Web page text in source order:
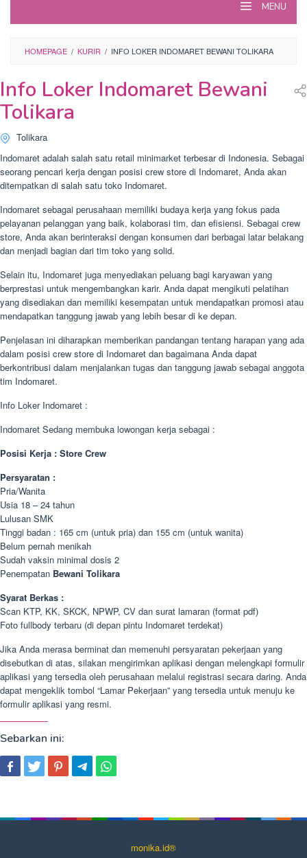
MENU
HOMEPAGE / KURIR / INFO LOKER INDOMARET BEWANI TOLIKARA
Info Loker Indomaret Bewani
Tolikara
Tolikara
Indomaret adalah salah satu retail minimarket terbesar di Indonesia. Sebagai
seorang pencari kerja dengan posisi crew store di Indomaret, Anda akan
ditempatkan di salah satu toko Indomaret.
Indomaret sebagai perusahaan memiliki budaya kerja yang fokus pada
pelayanan pelanggan yang baik, kolaborasi tim, dan efisiensi. Sebagai crew
store, Anda akan berinteraksi dengan konsumen dari berbagai latar belakang
dan menjadi bagian dari tim toko yang solid.
Selain itu, Indomaret juga menyediakan peluang bagi karyawan yang
berprestasi untuk mengembangkan karir. Anda dapat mengikuti pelatihan
yang disediakan dan memiliki kesempatan untuk mendapatkan promosi atau
mendapatkan tanggung jawab yang lebih besar di ke depan.
Penjelasan ini diharapkan memberikan pandangan tentang harapan yang ada
dalam posisi crew store di Indomaret dan bagaimana Anda dapat
berkontribusi dalam menjalankan tugas dan tanggung jawab sebagai anggota
tim Indomaret.
Info Loker Indomaret :
Indomaret Sedang membuka lowongan kerja sebagai :
Posisi Kerja : Store Crew
Persyaratan :
Pria/Wanita
Usia 18 – 24 tahun
Lulusan SMK
Tinggi badan : 165 cm (untuk pria) dan 155 cm (untuk wanita)
Belum pernah menikah
Sudah vaksin minimal dosis 2
Penempatan Bewani Tolikara
Syarat Berkas :
Scan KTP, KK, SKCK, NPWP, CV dan surat lamaran (format pdf)
Foto fullbody terbaru (di depan pintu Indomaret terdekat)
Jika Anda merasa berminat dan memenuhi persyaratan pekerjaan yang
disebutkan di atas, silakan mengirimkan aplikasi dengan melengkapi formulir
aplikasi yang tersedia oleh perusahaan melalui registrasi secara daring. Anda
dapat mengeklik tombol “Lamar Pekerjaan” yang tersedia untuk menuju ke
formulir aplikasi yang resmi.
Sebarkan ini:
monika.id®